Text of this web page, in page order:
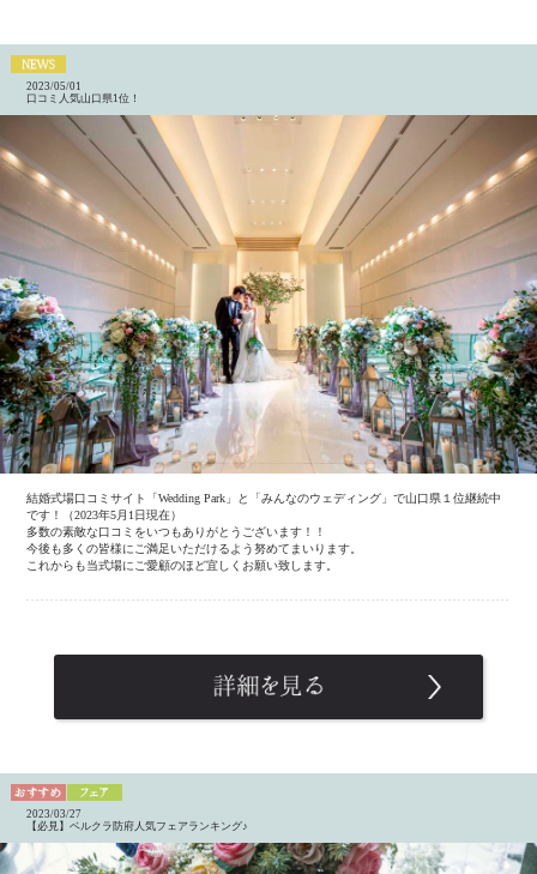
2023/05/01
口コミ人気山口県1位！
結婚式場口コミサイト「Wedding Park」と「みんなのウェディング」で山口県１位継続中
です！（2023年5月1日現在）
多数の素敵な口コミをいつもありがとうございます！！
今後も多くの皆様にご満足いただけるよう努めてまいります。
これからも当式場にご愛顧のほど宜しくお願い致します。
2023/03/27
【必見】ベルクラ防府人気フェアランキング♪